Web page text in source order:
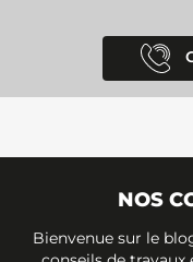
NOS
Bienvenue sur le